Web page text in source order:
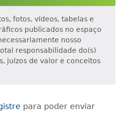
fotos, vídeos, tabelas e
publicados no espaço
nosso
responsabilidade do(s)
juízos de valor e conceitos
para poder enviar